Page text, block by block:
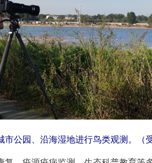
公园、沿海湿地进行鸟类观测。（